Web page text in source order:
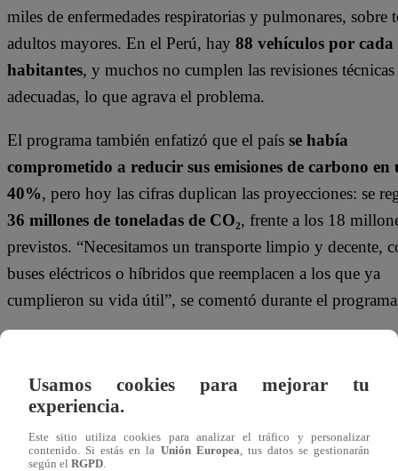
miles de enfermedades respiratorias y pulmonares, sobre
adultos mayores. En el Perú, hay 88 vehículos por cada
habitantes, y muchos no cumplen las revisiones técnicas
adecuadas, lo que agrava el problema.
El programa también enfatizó que el país se había
comprometido a reducir sus emisiones de carbono en
40%, pero hoy las cifras duplican las proyecciones: se
36 millones de toneladas de CO₂, frente a los 18
previstos. “Necesitamos un transporte limpio y decente,
buses eléctricos o híbridos que reemplacen a los que ya
cumplieron su vida útil”, se comentó durante el
bonos de chatarreo efectivos, así comorevisiones
de transporte entre los jóvenes, como scooters, bicicletas
Usamos cookies para mejorar tu
experiencia.
Este sitio utiliza cookies para analizar el tráfico y personalizar
contenido. Si estás en la Unión Europea , tus datos se gestionarán
según el RGPD